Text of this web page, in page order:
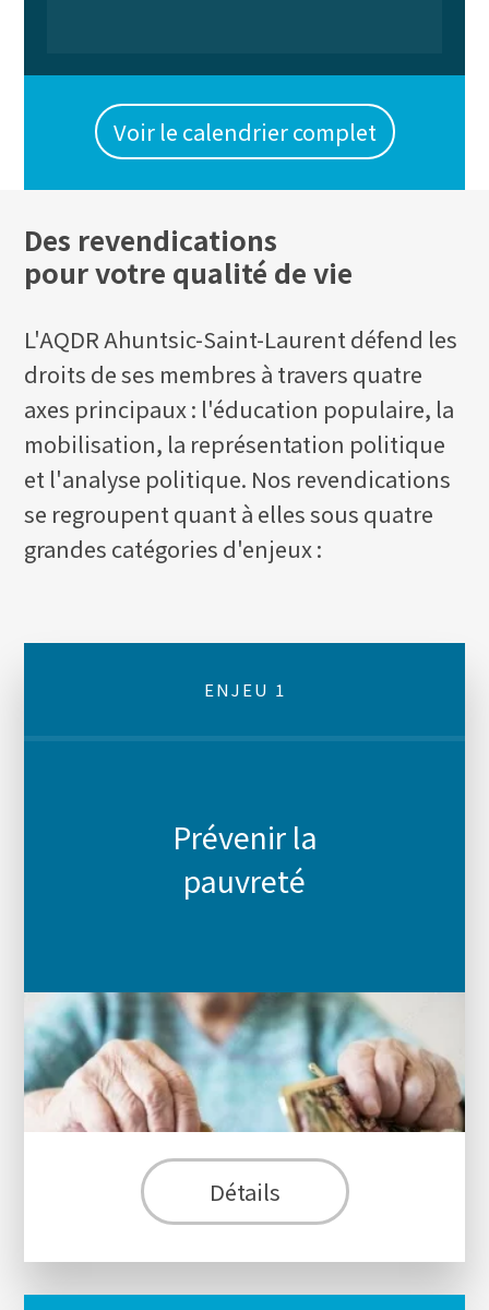
Voir le calendrier complet
Des revendications
pour votre qualité de vie
L'AQDR Ahuntsic-Saint-Laurent défend les
droits de ses membres à travers quatre
axes principaux : l'éducation populaire, la
mobilisation, la représentation politique
et l'analyse politique. Nos revendications
se regroupent quant à elles sous quatre
grandes catégories d'enjeux :
ENJEU 1
Prévenir la
pauvreté
Détails